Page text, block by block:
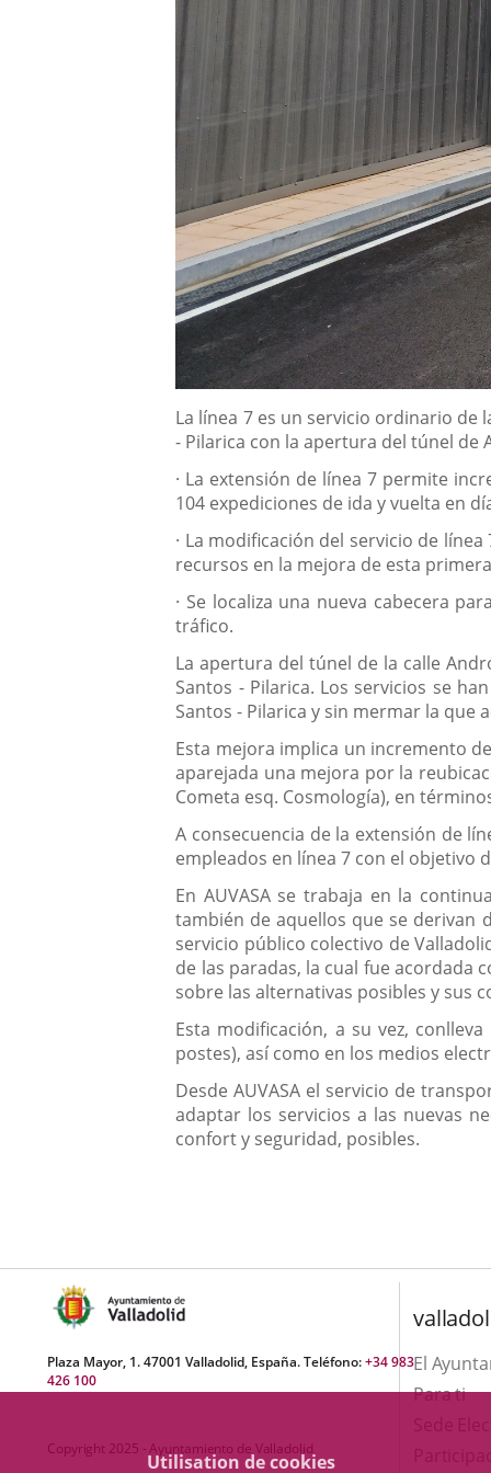
Utilisation de cookies
Descripción
La línea 7 es un servicio ordinario de
- Pilarica con la apertura del túnel de
· La extensión de línea 7 permite
104 expediciones de ida y vuelta en
· La modificación del servicio de
recursos en la mejora de esta
· Se localiza una nueva cabecera
tráfico.
La apertura del túnel de la calle
Santos - Pilarica. Los servicios se
Santos - Pilarica y sin mermar la que
Esta mejora implica un incremento
aparejada una mejora por la
Cometa esq. Cosmología), en
A consecuencia de la extensión de
empleados en línea 7 con el objetivo
En AUVASA se trabaja en la
también de aquellos que se derivan
servicio público colectivo de
de las paradas, la cual fue acordada
sobre las alternativas posibles y sus
Esta modificación, a su vez,
postes), así como en los medios
Desde AUVASA el servicio de
adaptar los servicios a las nuevas
confort y seguridad, posibles.
Plaza Mayor, 1. 47001 Valladolid, España. Teléfono:+34 983
426 100
Copyright 2025 - Ayuntamiento de Valladolid
El
Para ti